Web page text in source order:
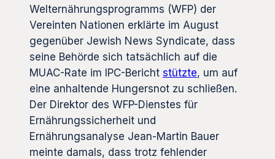
Welternährungsprogramms (WFP) der
Vereinten Nationen erklärte im August
gegenüber Jewish News Syndicate, dass
seine Behörde sich tatsächlich auf die
MUAC-Rate im IPC-Bericht stützte, um auf
eine anhaltende Hungersnot zu schließen.
Der Direktor des WFP-Dienstes für
Ernährungssicherheit und
Ernährungsanalyse Jean-Martin Bauer
meinte damals, dass trotz fehlender